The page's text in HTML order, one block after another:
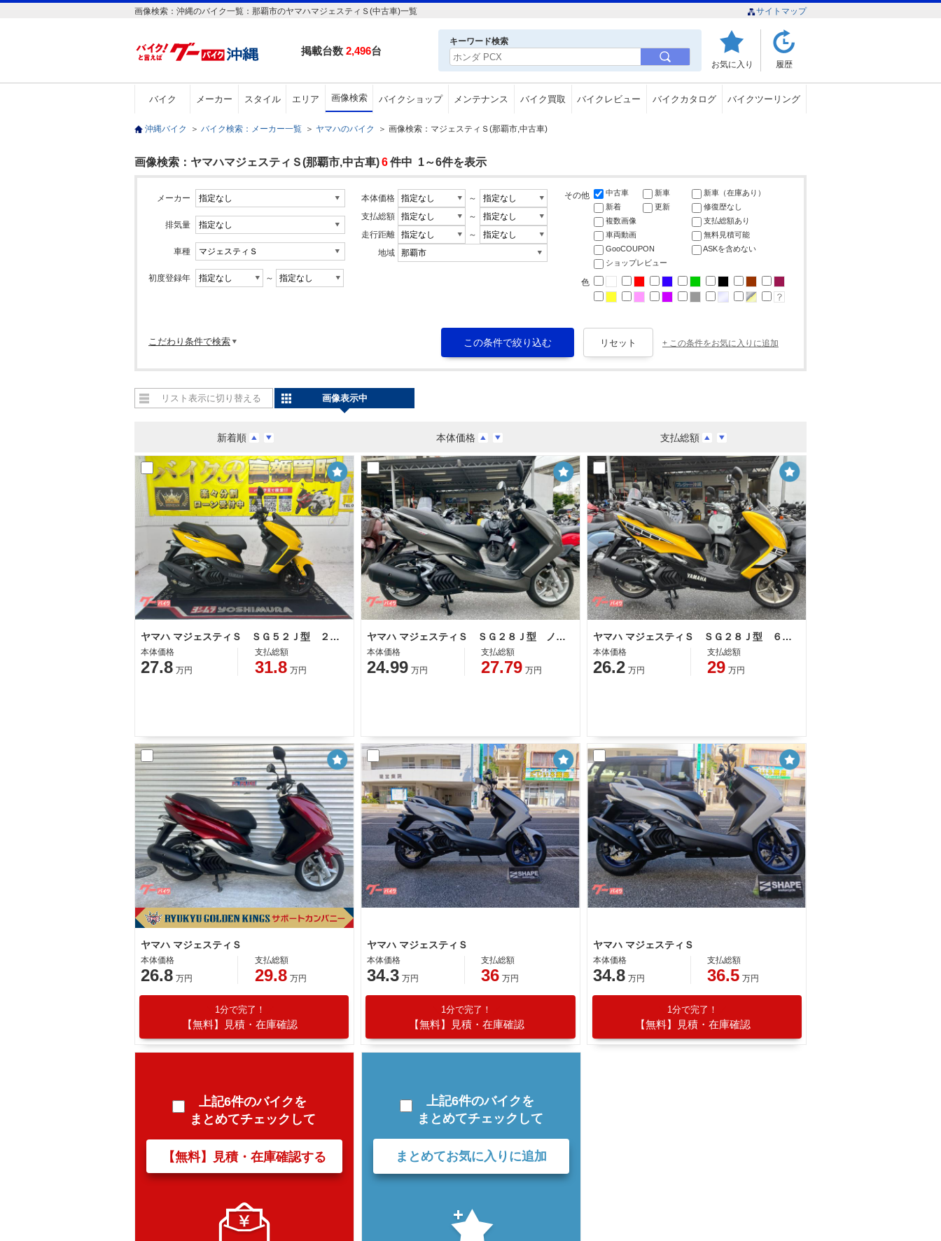
画像検索：沖縄のバイク一覧：那覇市のヤマハマジェスティＳ(中古車)一覧 サイトマップ
掲載台数 2,496台
キーワード検索
お気に入り 履歴
バイク メーカー スタイル エリア 画像検索 バイクショップ メンテナンス バイク買取 バイクレビュー バイクカタログ バイクツーリング
沖縄バイク ＞ バイク検索：メーカー一覧 ＞ ヤマハのバイク ＞ 画像検索：マジェスティＳ(那覇市,中古車)
画像検索：ヤマハマジェスティＳ(那覇市,中古車)6件中 1～6件を表示
メーカー
排気量
車種
初度登録年 ～
本体価格
～
支払総額
～
走行距離
～
地域
その他 中古車 新車
新車（在庫あり）
新着
更新
修復歴なし
複数画像
支払総額あり
車両動画
無料見積可能
GooCOUPON
ASKを含めない
ショップレビュー
色
こだわり条件で検索 + この条件をお気に入りに追加
新着順 本体価格 支払総額
リスト表示に切り替える 画像表示中
ヤマハ マジェスティＳ ＳＧ５２Ｊ型 ２０２０年最終モデル スペアキー ＬＥＤヘッドライト グリップヒーター
本体価格
27.8 万円
支払総額
31.8 万円
ヤマハ マジェスティＳ ＳＧ２８Ｊ型 ノーマル 整備 保証 自賠責保険
本体価格
24.99 万円
支払総額
27.79 万円
ヤマハ マジェスティＳ ＳＧ２８Ｊ型 ６０ｔｈＡｎｎｉｖｅｒｓａｒｙ 整備 保証 自賠責保険
本体価格
26.2 万円
支払総額
29 万円
ヤマハ マジェスティＳ
本体価格
26.8 万円
支払総額
29.8 万円
1分で完了！
【無料】見積・在庫確認
ヤマハ マジェスティＳ
本体価格
34.3 万円
支払総額
36 万円
1分で完了！
【無料】見積・在庫確認
ヤマハ マジェスティＳ
本体価格
34.8 万円
支払総額
36.5 万円
1分で完了！
【無料】見積・在庫確認
上記6件のバイクを
まとめてチェックして
【無料】見積・在庫確認する
上記6件のバイクを
まとめてチェックして
まとめてお気に入りに追加